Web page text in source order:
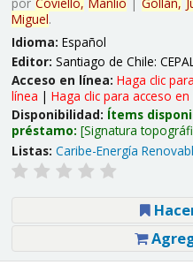
Miguel.
Idioma: Español
Editor: Santiago de Chile:
Acceso en línea: Haga clic
línea | Haga clic para acceso en
Disponibilidad: Ítems
préstamo: Signatura
Listas: Caribe-Energía